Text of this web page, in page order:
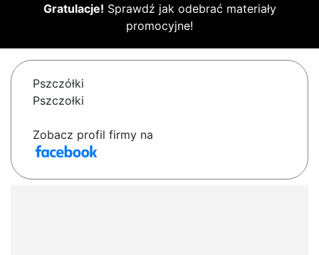
Gratulacje! Sprawdź jak odebrać materiały
promocyjne!
Pszczółki
Pszczołki
Zobacz profil firmy na